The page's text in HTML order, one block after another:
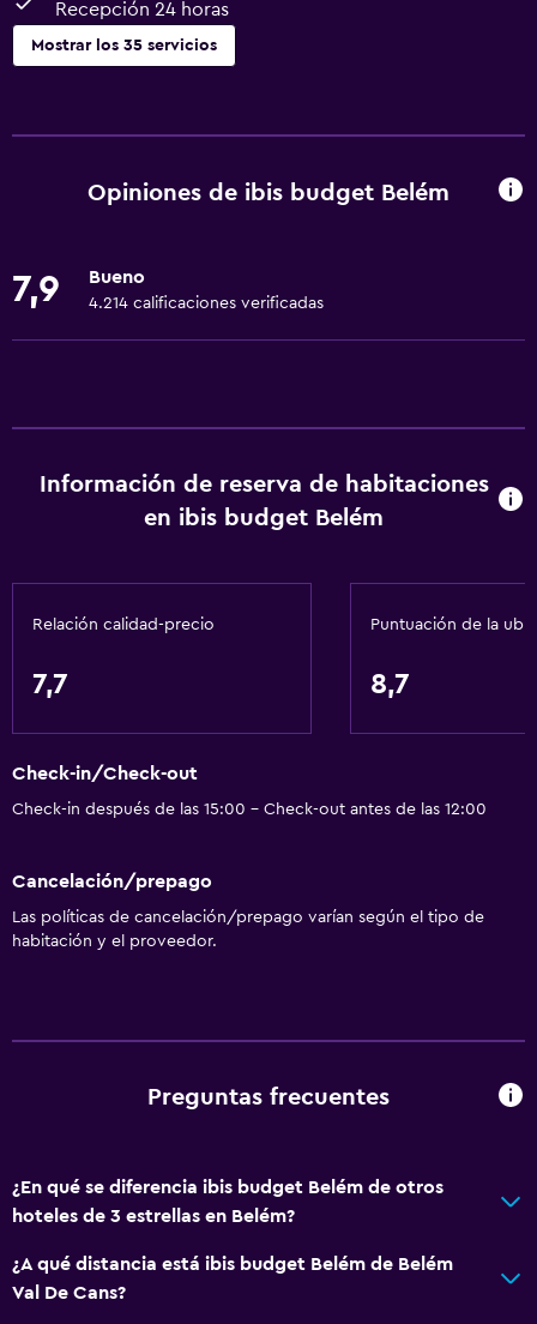
Recepción 24 horas
Mostrar los 35 servicios
Para no fumadores
Mascotas permitidas bajo consulta (pueden aplicar cargos
Lavabo bajo
Papel higiénico
Ducha
Baño privado
Servicios básicos
Wifi gratis
Internet
Gel de ducha
La comida se puede entregar en el alojamiento
Estacionamiento gratuito
Opiniones de ibis budget Belém
7,9 Bueno
4.214 calificaciones verificadas
Información de reserva de habitaciones
en ibis budget Belém
Relación calidad-precio
7,7
Puntuación de la
8,7
Check-in/Check-out
Check-in después de las 15:00 - Check-out antes de las 12:00
Cancelación/prepago
Las políticas de cancelación/prepago varían según el tipo de
habitación y el proveedor.
Preguntas frecuentes
¿En qué se diferencia ibis budget Belém de otros
hoteles de 3 estrellas en Belém?
¿A qué distancia está ibis budget Belém de Belém
Val De Cans?